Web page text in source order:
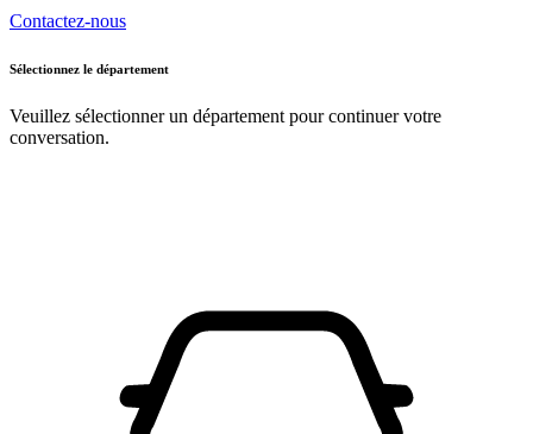
Contactez-nous
Sélectionnez le département
Veuillez sélectionner un département pour continuer votre
conversation.